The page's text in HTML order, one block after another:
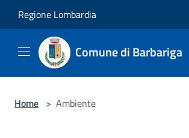
Regione Lombardia
Comune di Barbariga
Home > Ambiente